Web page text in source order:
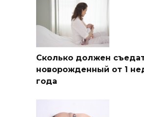
Сколько должен
новорожденный от 1
года